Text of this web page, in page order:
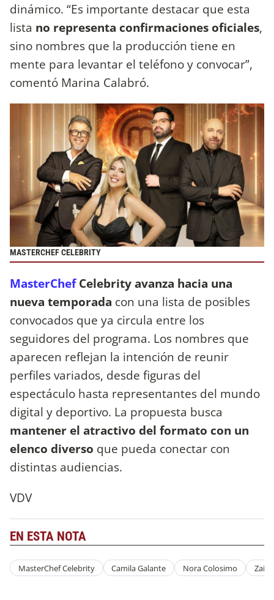
dinámico. “Es importante destacar que esta
lista no representa confirmaciones oficiales,
sino nombres que la producción tiene en
mente para levantar el teléfono y convocar”,
comentó Marina Calabró.
MASTERCHEF CELEBRITY
MasterChefCelebrity avanza hacia una
nueva temporada con una lista de posibles
convocados que ya circula entre los
seguidores del programa. Los nombres que
aparecen reflejan la intención de reunir
perfiles variados, desde figuras del
espectáculo hasta representantes del mundo
digital y deportivo. La propuesta busca
mantener el atractivo del formato con un
elenco diverso que pueda conectar con
distintas audiencias.
VDV
EN ESTA NOTA
MasterChef Celebrity Camila Galante Nora Colosimo